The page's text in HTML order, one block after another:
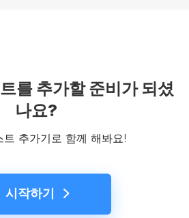
를 추가할 준비가 되셨
나요?
트 추가기로 함께 해봐요!
시작하기